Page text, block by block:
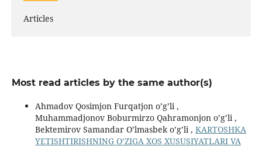
Articles
Most read articles by the same author(s)
Ahmadov Qosimjon Furqatjon o’g’li ,
Muhammadjonov Boburmirzo Qahramonjon o’g’li ,
Bektemirov Samandar O’lmasbek o’g’li , KARTOSHKA
YETISHTIRISHNING O’ZIGA XOS XUSUSIYATLARI VA